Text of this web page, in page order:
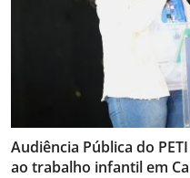
Audiência Pública do
ao trabalho infantil em